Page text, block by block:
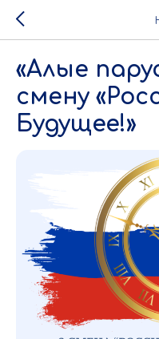
«Алые
смену
Будущее!»